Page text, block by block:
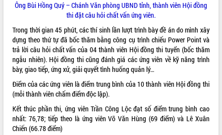
Trình diễn nghệ thuật chế biến các
Đắk Lắk công bố Quy hoạch và xúc
tiến đầu tư tỉnh
Ngành cá ngừ Đắk Lắk chủ động thích
ứng để giữ vững thị trường xuất khẩu
Diễn đàn Kinh tế tư nhân Việt Nam đột
phá cơ chế - Hợp tác công tư
Đề án 06 tạo bước ngoặt đột phá trong
cải cách hành chính tỉnh Đắk Lắk
Kết nối tour, đẩy mạnh chuyển đổi số
để phát triển du lịch Đắk Lắk
Ông Bùi Hồng Quý – Chánh Văn phòng UBND tỉnh, thành viên Hội đồng
thi đặt câu hỏi chất vấn ứng viên.
Trong thời gian 45 phút, các thí sinh lần lượt trình bày đề án do mình xây
dựng theo thứ tự đã bốc thăm bằng công cụ trình chiếu Power Point và
trả lời câu hỏi chất vấn của 04 thành viên Hội đồng thi tuyển (bốc thăm
ngẫu nhiên). Hội đồng thi cũng đánh giá các ứng viên về kỹ năng trình
bày, giao tiếp, ứng xử, giải quyết tình huống quản lý…
Điểm của các ứng viên là điểm trung bình của 10 thành viên Hội đồng thi
(mỗi thành viên chấm điểm độc lập).
Kết thúc phần thi, ứng viên Trần Công Lộc đạt số điểm trung bình cao
nhất: 76,78; tiếp theo là ứng viên Võ Văn Hùng (69 điểm) và Lê Xuân
Chiến (66.78 điểm)